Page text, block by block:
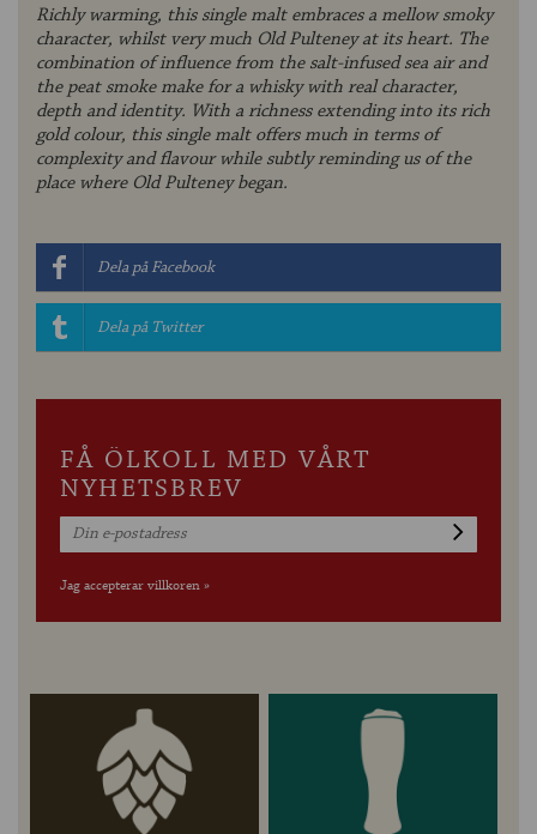
Richly warming, this single malt embraces a mellow smoky
character, whilst very much Old Pulteney at its heart. The
combination of influence from the salt-infused sea air and
the peat smoke make for a whisky with real character,
depth and identity. With a richness extending into its rich
gold colour, this single malt offers much in terms of
complexity and flavour while subtly reminding us of the
place where Old Pulteney began.
Dela på Facebook
Dela på Twitter
FÅ ÖLKOLL MED VÅRT
NYHETSBREV
Jag accepterar villkoren »